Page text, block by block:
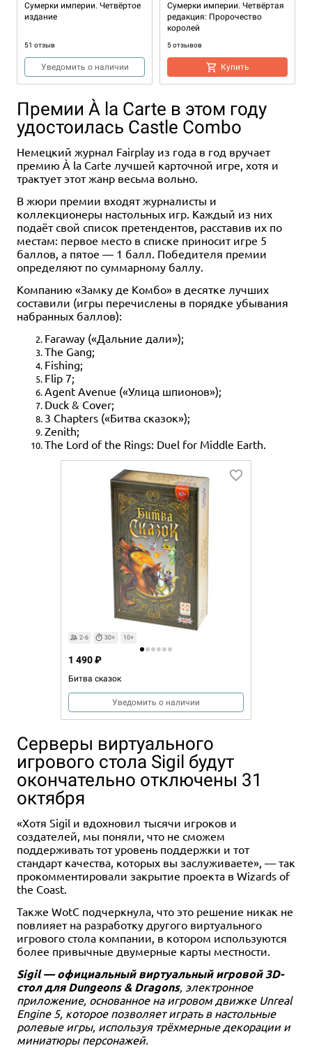
Сумерки империи. Четвёртое
издание
51 отзыв
Уведомить о наличии
Сумерки империи. Четвёртая
редакция: Пророчество
королей
5 отзывов
Купить
3-8 240-480 13+
Набор игр "Космическая
одиссея"
26 334 ₽ 30 980 ₽ -15%
1-8 60-120
Сумерки империи: Летопись
галактики
4 отзыва
3 990 ₽
Купить
18+
Книга "Сумерки Империи:
Расколотая бездна"
2 отзыва
690 ₽
18+
Книга "Сумерки империи:
Некрополь империи"
690 ₽
18+
Книга "Сумерки империи:
Неведомые кукловоды"
690 ₽
18+
Набор книг "Сумерки
империи": "Интриги и
баталии"
1 347 ₽ 2 070 ₽ -35%
Купить
Премии À la Carte в этом году
удостоилась Castle Combo
Немецкий журнал Fairplay из года в год вручает
премию À la Carte лучшей карточной игре, хотя и
трактует этот жанр весьма вольно.
В жюри премии входят журналисты и
коллекционеры настольных игр. Каждый из них
подаёт свой список претендентов, расставив их по
местам: первое место в списке приносит игре 5
баллов, а пятое — 1 балл. Победителя премии
определяют по суммарному баллу.
Компанию «Замку де Комбо» в десятке лучших
составили (игры перечислены в порядке убывания
набранных баллов):
Faraway («Дальние дали»);
The Gang;
Fishing;
Flip 7;
Agent Avenue («Улица шпионов»);
Duck & Cover;
3 Chapters («Битва сказок»);
Zenith;
The Lord of the Rings: Duel for Middle Earth.
2-6 30+ 10+
Битва сказок
1 490 ₽
Уведомить о наличии
Серверы виртуального
игрового стола Sigil будут
окончательно отключены 31
октября
«Хотя Sigil и вдохновил тысячи игроков и
создателей, мы поняли, что не сможем
поддерживать тот уровень поддержки и тот
стандарт качества, которых вы заслуживаете», — так
прокомментировали закрытие проекта в Wizards of
the Coast.
Также WotC подчеркнула, что это решение никак не
повлияет на разработку другого виртуального
игрового стола компании, в котором используются
более привычные двумерные карты местности.
Sigil — официальный виртуальный игровой 3D-
стол для Dungeons & Dragons, электронное
приложение, основанное на игровом движке Unreal
Engine 5, которое позволяет играть в настольные
ролевые игры, используя трёхмерные декорации и
миниатюры персонажей.